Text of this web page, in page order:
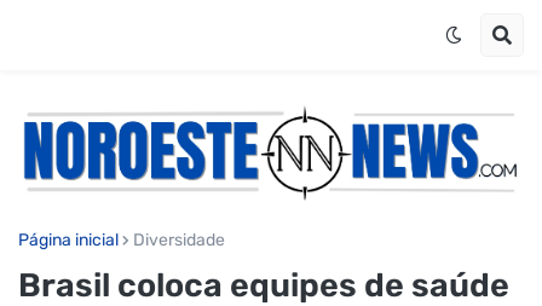
Página inicial Diversidade
Brasil coloca equipes de saúde